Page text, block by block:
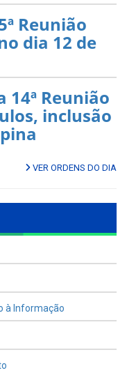
Reunião
dia 12 de
14ª Reunião
inclusão
VER ORDENS DO DIA
à Informação